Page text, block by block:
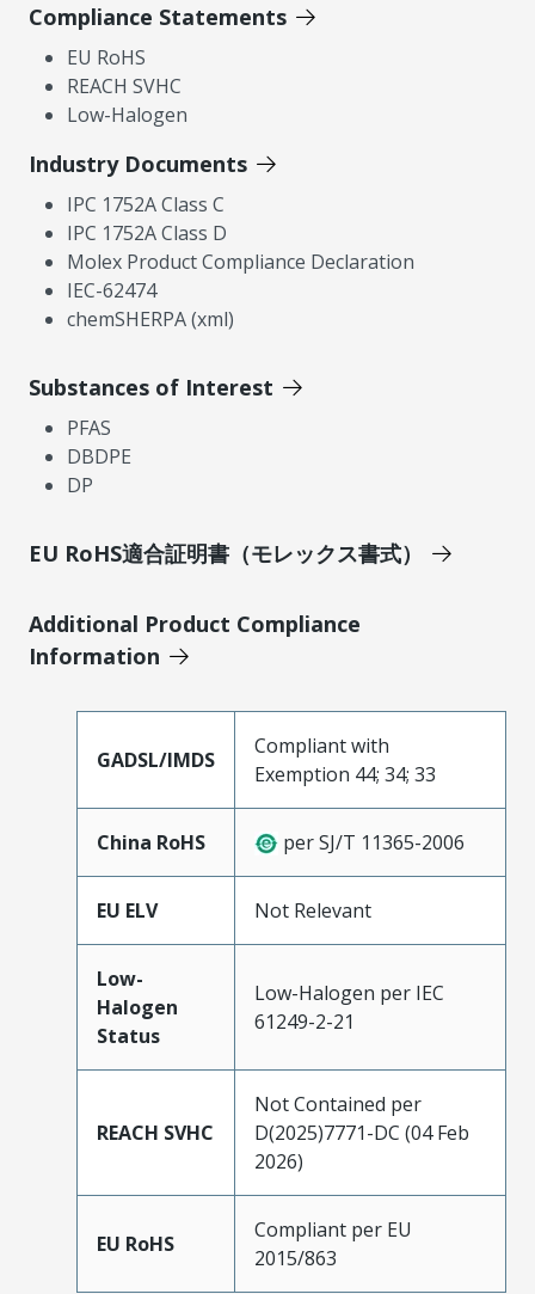
Compliance Statements
EU RoHS
REACH SVHC
Low-Halogen
Industry Documents
IPC 1752A Class C
IPC 1752A Class D
Molex Product Compliance Declaration
IEC-62474
chemSHERPA (xml)
Substances of Interest
PFAS
DBDPE
DP
EU RoHS適合証明書（モレックス書式）
Additional Product Compliance
Information
GADSL/IMDS
Compliant with
Exemption 44; 34; 33
China RoHS per SJ/T 11365-2006
EU ELV Not Relevant
Low-
Halogen
Status
Low-Halogen per IEC
61249-2-21
REACH SVHC
Not Contained per
D(2025)7771-DC (04 Feb
2026)
EU RoHS
Compliant per EU
2015/863